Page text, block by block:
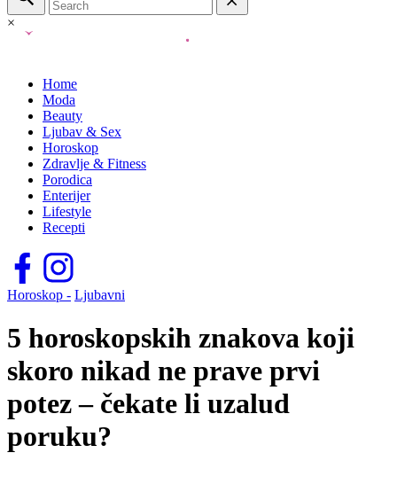
×
Home
Moda
Beauty
Ljubav & Sex
Horoskop
Zdravlje & Fitness
Porodica
Enterijer
Lifestyle
Recepti
Horoskop - Ljubavni
5 horoskopskih znakova koji
skoro nikad ne prave prvi
potez – čekate li uzalud
poruku?